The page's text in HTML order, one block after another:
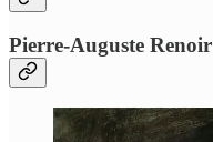
Pierre-Auguste Renoir